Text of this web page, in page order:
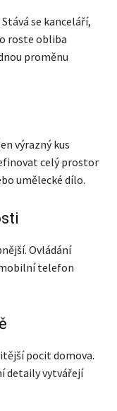
se kanceláří,
roste obliba
proměnu
výrazný kus
celý prostor
umělecké dílo.
Ovládání
telefon
pocit domova.
detaily vytvářejí